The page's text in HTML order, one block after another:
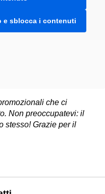
e sblocca i contenuti
che ci
Non preoccupatevi: il
stesso! Grazie per il